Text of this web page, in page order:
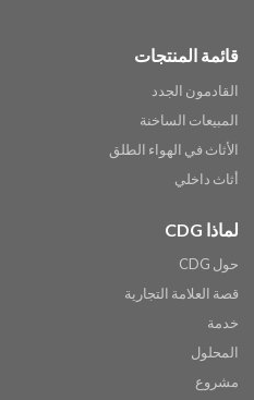
قائمة المنتجات
القادمون الجدد
المبيعات الساخنة
الأثاث في الهواء الطلق
أثاث داخلي
لماذا CDG
حول CDG
قصة العلامة التجارية
خدمة
المحلول
مشروع